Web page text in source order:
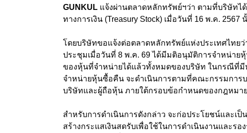
GUNKUL แจ้งผ่านตลาดหลักทรัพย์ฯว่า ตามที่บริษัทไ
ทางการเงิน (Treasury Stock) เมื่อวันที่ 16 พ.ค. 2567
โดยบริษัทขอแจ้งต่อตลาดหลักทรัพย์แห่งประเทศไทย
ประชุมเมื่อวันที่ 8 พ.ค. 69 ได้มีมติอนุมัติการจำหน่าย
ของหุ้นที่จำหน่ายได้แล้วทั้งหมดของบริษัท ในกรณีที่มี
จำหน่ายหุ้นซื้อคืน จะดำเนินการตามที่คณะกรรมการ
บริษัทและผู้ถือหุ้น ภายใต้กรอบข้อกำหนดของกฎหมา
สำหรับการดำเนินการดังกล่าว จะก่อประโยชน์และเป็
สร้างกระแสเงินสดรับเพื่อใช้ในการดำเนินงานและร